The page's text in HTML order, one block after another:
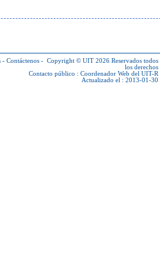
- Contáctenos - Copyright © UIT 2026 Reservados todos
los derechos
Contacto público : Coordenador Web del UIT-R
Actualizado el : 2013-01-30